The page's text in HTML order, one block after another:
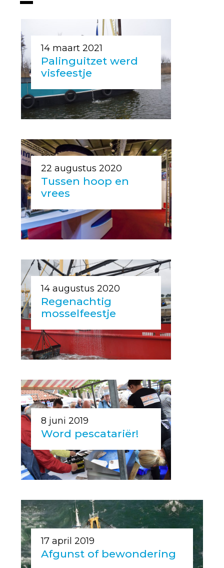
14 maart 2021
Palinguitzet werd
visfeestje
22 augustus 2020
Tussen hoop en
vrees
14 augustus 2020
Regenachtig
mosselfeestje
8 juni 2019
Word pescatariër!
17 april 2019
Afgunst of bewondering